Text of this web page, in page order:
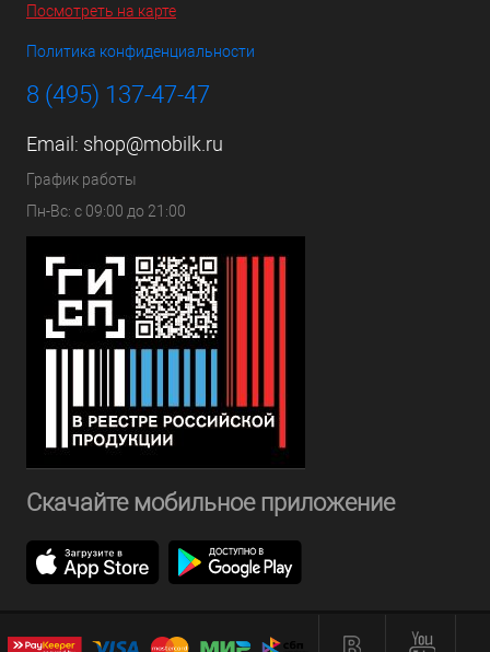
Посмотреть на карте
Политика конфиденциальности
8 (495) 137-47-47
Email: shop@mobilk.ru
График работы
Пн-Вс: с 09:00 до 21:00
Скачайте мобильное приложение